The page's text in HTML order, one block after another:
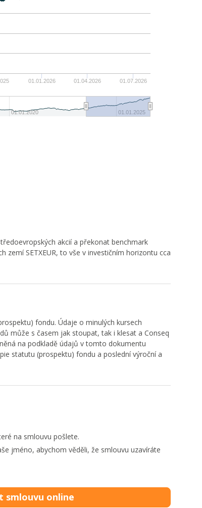
01.01.2026 01.04.2026 01.07.2026
01.01.2020 01.01.2025
akcií a překonat benchmark
zemí SETXEUR, to vše v investičním horizontu cca
fondu. Údaje o minulých kursech
může s časem jak stoupat, tak i klesat a Conseq
na podkladě údajů v tomto dokumentu
statutu (prospektu) fondu a poslední výroční a
na smlouvu pošlete.
jméno, abychom věděli, že smlouvu uzavíráte
smlouvu online